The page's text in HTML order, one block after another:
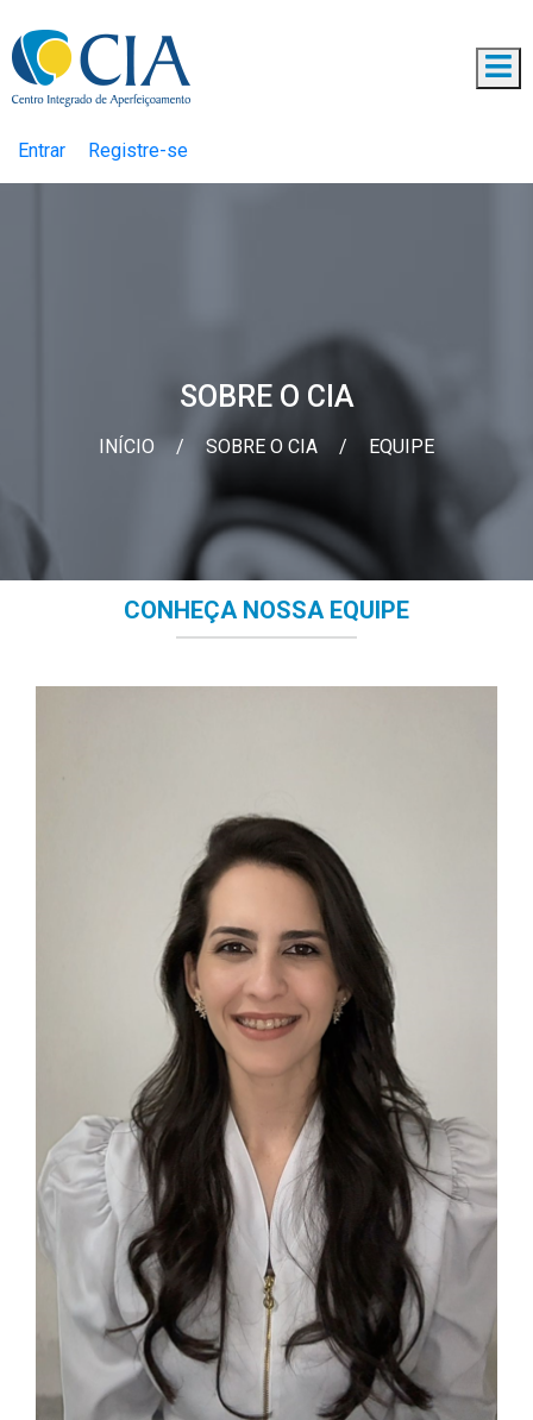
Entrar Registre-se
SOBRE O CIA
INÍCIO / SOBRE O CIA / EQUIPE
CONHEÇA NOSSA EQUIPE